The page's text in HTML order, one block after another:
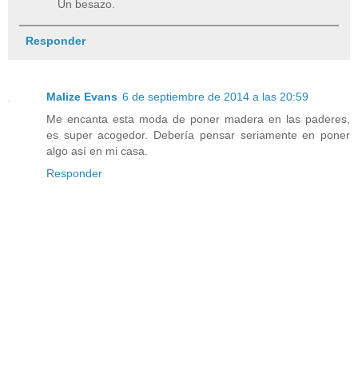
Un besazo.
Responder
Malize Evans 6 de septiembre de 2014 a las 20:59
Me encanta esta moda de poner madera en las paderes,
es super acogedor. Debería pensar seriamente en poner
algo así en mi casa.
Responder